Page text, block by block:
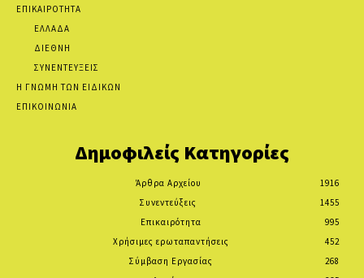
ΕΠΙΚΑΙΡΟΤΗΤΑ
ΕΛΛΑΔΑ
ΔΙΕΘΝΗ
ΣΥΝΕΝΤΕΥΞΕΙΣ
Η ΓΝΩΜΗ ΤΩΝ ΕΙΔΙΚΩΝ
ΕΠΙΚΟΙΝΩΝΙΑ
Δημοφιλείς Κατηγορίες
Άρθρα Αρχείου
1916
Συνεντεύξεις
1455
Επικαιρότητα
995
Χρήσιμες ερωταπαντήσεις
452
Σύμβαση Εργασίας
268